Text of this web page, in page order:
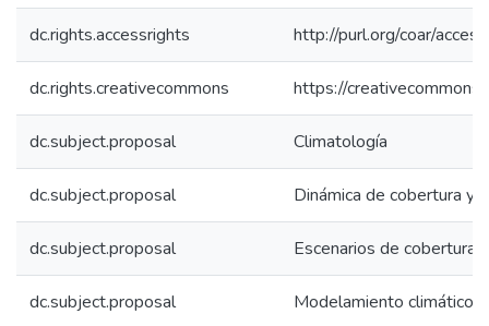
dc.rights.accessrights http://purl.org/coar/
dc.rights.creativecommons https://
dc.subject.proposal Climatología
dc.subject.proposal Dinámica de cobertura y
dc.subject.proposal Escenarios de cobertura
dc.subject.proposal Modelamiento climático